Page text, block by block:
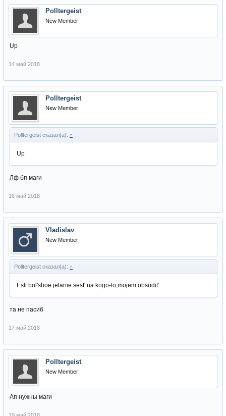
Polltergeist
New Member
Up
14 май 2018
Polltergeist
New Member
Polltergeist сказал(а): ↑
Up
Лф бп маги
16 май 2018
Vladislav
New Member
Polltergeist сказал(а): ↑
Esli bol'shoe jelanie sest' na kogo-to,mojem obsudit'
та не пасиб
17 май 2018
Polltergeist
New Member
Ап нужны маги